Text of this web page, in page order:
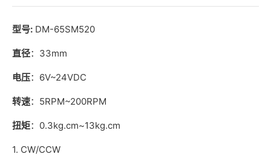
型号: DM-65SM520
直径：33mm
电压：6V~24VDC
转速：5RPM~200RPM
扭矩：0.3kg.cm~13kg.cm
1. CW/CCW